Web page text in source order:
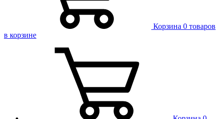
Корзина 0 товаров
в корзине